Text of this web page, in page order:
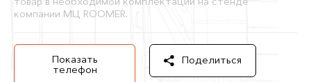
товар в необходимой комплектации на стенде
компании МЦ ROOMER.
Показать
телефон
Поделиться